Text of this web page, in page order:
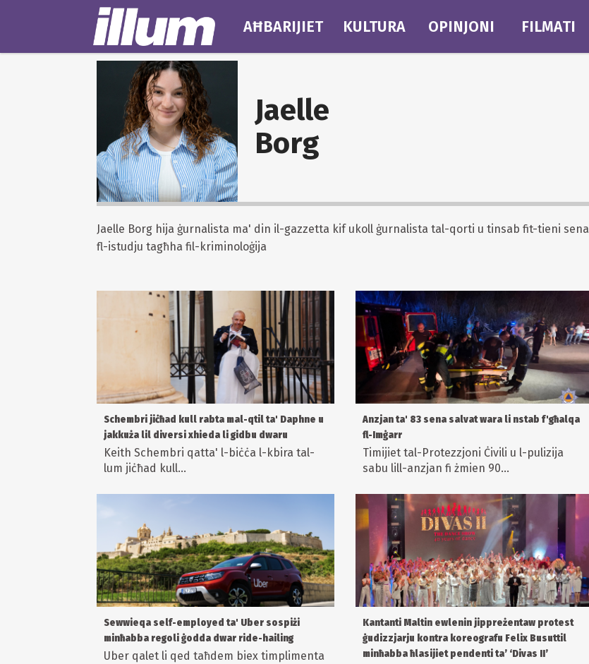
AĦBARIJIET KULTURA OPINJONI FILMATI
Jaelle
Borg
Jaelle Borg hija ġurnalista ma' din il-gazzetta kif ukoll ġurnalista tal-qorti u tinsab fit-tieni sena
fl-istudju tagħha fil-kriminoloġija
Schembri jiċħad kull rabta mal-qtil ta' Daphne u
jakkuża lil diversi xhieda li gidbu dwaru
Keith Schembri qatta' l-biċċa l-kbira tal-
lum jiċħad kull...
Anzjan ta' 83 sena salvat wara li nstab f'għalqa
fl-Imġarr
Timijiet tal-Protezzjoni Ċivili u l-pulizija
sabu lill-anzjan fi żmien 90...
Sewwieqa self-employed ta' Uber sospiżi
minħabba regoli ġodda dwar ride-hailing
Uber qalet li qed taħdem biex timplimenta
Kantanti Maltin ewlenin jippreżentaw protest
ġudizzjarju kontra koreografu Felix Busuttil
minħabba ħlasijiet pendenti ta’ ‘Divas II’